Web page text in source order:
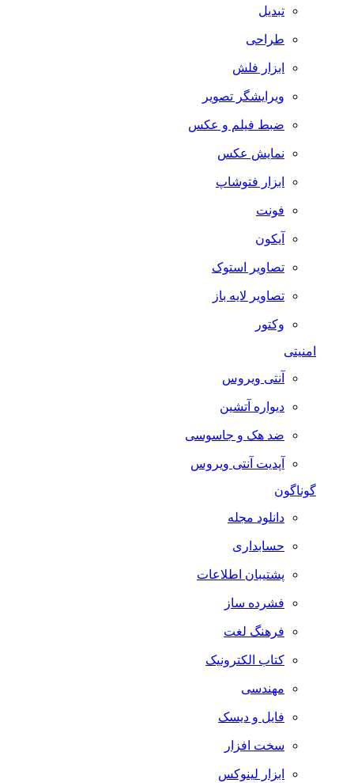
تبدیل
طراحی
ابزار فلش
ویرایشگر تصویر
ضبط فيلم و عكس
نمایش عکس
ابزار فتوشاپ
فونت
آیکون
تصاویر استوک
تصاویر لایه باز
وکتور
امنیتی
آنتی ویروس
دیواره آتشین
ضد هک و جاسوسی
آپدیت آنتی ویروس
گوناگون
دانلود مجله
حسابداری
پشتیبان اطلاعات
فشرده ساز
فرهنگ لغت
کتاب الکترونیک
مهندسی
فایل و دیسک
سخت افزار
ابزار لینوکس